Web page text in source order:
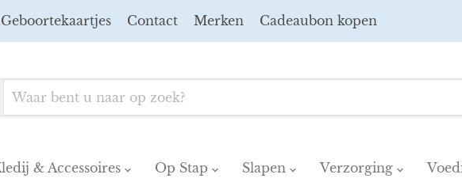
Geboortekaartjes Contact Merken Cadeaubon kopen
& Accessoires Op Stap Slapen Verzorging